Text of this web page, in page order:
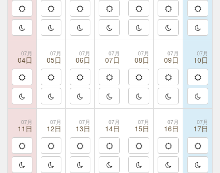
07月
04日
07月
05日
07月
06日
07月
07日
07月
08日
07月
09日
07月
10日
07月
11日
07月
12日
07月
13日
07月
14日
07月
15日
07月
16日
07月
17日